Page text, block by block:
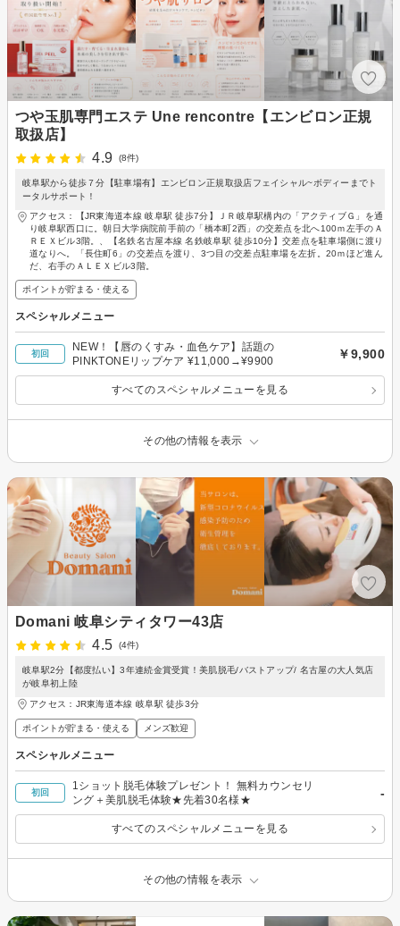
つや玉肌専門エステ Une rencontre【エンビロン正規
取扱店】
4.9
(8件)
岐阜駅から徒歩７分【駐車場有】エンビロン正規取扱店フェイシャル~ボディーまでト
ータルサポート！
アクセス：【JR東海道本線 岐阜駅 徒歩7分】ＪＲ岐阜駅構内の「アクティブＧ」を通
り岐阜駅西口に。朝日大学病院前手前の「橋本町2西」の交差点を北へ100ｍ左手のＡ
ＲＥＸビル3階。、【名鉄名古屋本線 名鉄岐阜駅 徒歩10分】交差点を駐車場側に渡り
道なりへ。「長住町6」の交差点を渡り、3つ目の交差点駐車場を左折。20ｍほど進ん
だ、右手のＡＬＥＸビル3階。
ポイントが貯まる・使える
スペシャルメニュー
初回
NEW！【唇のくすみ・血色ケア】話題の
PINKTONEリップケア ¥11,000→¥9900
￥9,900
すべてのスペシャルメニューを見る
その他の情報を表示
Domani 岐阜シティタワー43店
4.5
(4件)
岐阜駅2分【都度払い】3年連続金賞受賞！美肌脱毛/バストアップ/ 名古屋の大人気店
が岐阜初上陸
アクセス：JR東海道本線 岐阜駅 徒歩3分
ポイントが貯まる・使える メンズ歓迎
スペシャルメニュー
初回
1ショット脱毛体験プレゼント！ 無料カウンセリ
ング＋美肌脱毛体験★先着30名様★
-
すべてのスペシャルメニューを見る
その他の情報を表示